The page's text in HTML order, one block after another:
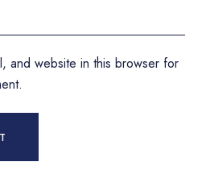
and website in this browser for